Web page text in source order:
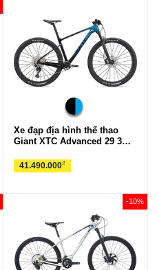
Xe đạp địa hình thể thao
Giant XTC Advanced 29 3
41.490.000₫
-10%